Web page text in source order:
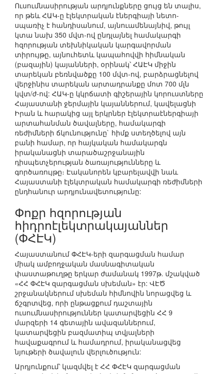
Ուսումնասիրության արդյունքները ցույց են տալիս,
որ թեև ՀԱԿ-ը էլեկտրական էներգիայի նետո-
սպառիչ է հանդիսանում, այնուամենայնիվ, թույլ
կտա նախ 350 մվտ-ով ընդլայնել համակարգի
հզորության տեխնիկական կարգավորման
տիրույթը, այնուհետև կապահովվի հիմնական
(բազային) կայանների, օրինակ՝ ՀԱԷԿ միջին
տարեկան բեռնվածքը 100 մվտ-ով, բարձրացնելով
վերջինիս տարեկան արտադրանքը մոտ 700 մլն
կվտ/ժ-ով: ՀԱԿ-ը կկրճատի գիշերային կորուստները
Հայաստանի ջերմային կայաններում, կավելացնի
Իրան և հարակից այլ երկրներ էլեկտրաէներգիայի
արտահանման ծավալները, համակարգի
ռեժիմների ճկունությունը` հիմք ստեղծելով այն
բանի համար, որ հայկական համակարգն
իրականացնի տարածաշրջանային
դիսպետչերության ծառայությունները և
գործառույթը։ Էականորեն կբարելավվի նաև
Հայաստանի էլեկտրական համակարգի ռեժիմների
ընդհանուր արդյունավետությունը:
Փոքր հզորության
հիդրոէլեկտրակայաններ
(ՓՀԷԿ)
Հայաստանում ՓՀԷԿ-երի զարգացման համար
միակ ամբողջական մասնագիտական
փաստաթուղթը երկար ժամանակ 1997թ. մշակված
«ՀՀ ՓՀԷԿ զարգացման սխեման» էր: ՎԷԾ
շրջանակներում սխեման հիմնովին նորացվեց և
ճշգրտվեց, որի ընթացքում դաշտային
ուսումնասիրություններ կատարվեցին ՀՀ 9
մարզերի 14 գետային ավազաններում,
կատարվեցին բազմատիպ տվյալների
հավաքագրում և համադրում, իրականացվեց
նյութերի ծավալուն վերլուծություն:
Արդյունքում՝ կազմվել է ՀՀ ՓՀԷԿ զարգացման